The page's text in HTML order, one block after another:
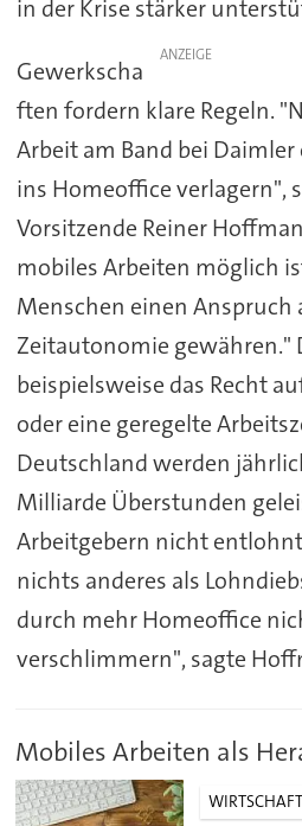
in der Krise stärker
ANZEIGE
Gewerkscha
ften fordern klare Regeln.
Arbeit am Band bei
ins Homeoffice verlagern",
Vorsitzende Reiner
mobiles Arbeiten möglich
Menschen einen Anspruch
Zeitautonomie gewähren."
beispielsweise das Recht
oder eine geregelte
Deutschland werden
Milliarde Überstunden
Arbeitgebern nicht
nichts anderes als
durch mehr Homeoffice
verschlimmern", sagte
Mobiles Arbeiten als
WIRTSCHAFT